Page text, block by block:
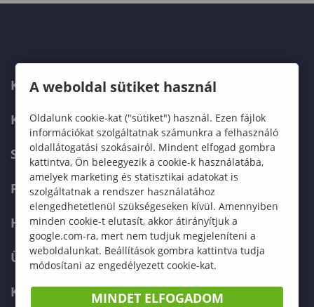
KAPCSOLAT
KÉPZÉSKERESŐ
SZERVEZETI FELÉPÍTÉS
FELVÉTELIZŐKNEK
HALLGATÓKNAK
ÜZLETI PARTNEREKNEK
KARRIER
A weboldal sütiket használ
Oldalunk cookie-kat ("sütiket") használ. Ezen fájlok
információkat szolgáltatnak számunkra a felhasználó
oldallátogatási szokásairól. Mindent elfogad gombra
kattintva, Ön beleegyezik a cookie-k használatába,
amelyek marketing és statisztikai adatokat is
szolgáltatnak a rendszer használatához
elengedhetetlenül szükségeseken kívül. Amennyiben
minden cookie-t elutasít, akkor átirányítjuk a
google.com-ra, mert nem tudjuk megjeleníteni a
weboldalunkat. Beállítások gombra kattintva tudja
módosítani az engedélyezett cookie-kat.
MINDET ELFOGADOM